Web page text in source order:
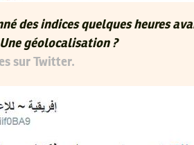
des indices quelques heures
géolocalisation ?
sur Twitter.